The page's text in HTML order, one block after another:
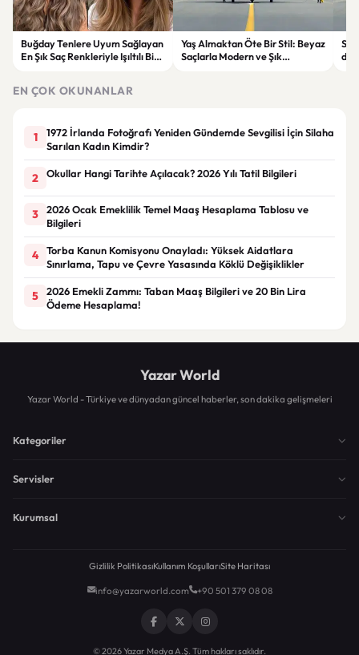
Buğday Tenlere Uyum Sağlayan
En Şık Saç Renkleriyle Işıltılı Bir
Yaş Almaktan Öte Bir Stil: Beyaz
Saçlarla Modern ve Şık
EN ÇOK OKUNANLAR
1
1972 İrlanda Fotoğrafı Yeniden Gündemde Sevgilisi İçin Silaha
Sarılan Kadın Kimdir?
2 Okullar Hangi Tarihte Açılacak? 2026 Yılı Tatil Bilgileri
3
2026 Ocak Emeklilik Temel Maaş Hesaplama Tablosu ve
Bilgileri
4
Torba Kanun Komisyonu Onayladı: Yüksek Aidatlara
Sınırlama, Tapu ve Çevre Yasasında Köklü Değişiklikler
5
2026 Emekli Zammı: Taban Maaş Bilgileri ve 20 Bin Lira
Ödeme Hesaplama!
Yazar World
Yazar World - Türkiye ve dünyadan güncel haberler, son dakika gelişmeleri
Kategoriler
Servisler
Kurumsal
Gizlilik PolitikasıKullanım KoşullarıSite Haritası
info@yazarworld.com +90 501 379 08 08
© 2026 Yazar Medya A.Ş. Tüm hakları saklıdır.